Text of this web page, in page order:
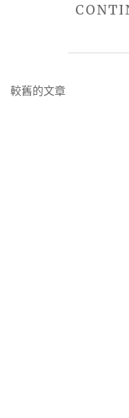
文
較舊的文章